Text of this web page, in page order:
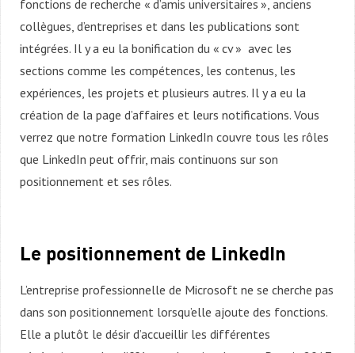
fonctions de recherche « d’amis universitaires », anciens
collègues, d’entreprises et dans les publications sont
intégrées. Il y a eu la bonification du « cv » avec les
sections comme les compétences, les contenus, les
expériences, les projets et plusieurs autres. Il y a eu la
création de la page d’affaires et leurs notifications. Vous
verrez que notre formation LinkedIn couvre tous les rôles
que LinkedIn peut offrir, mais continuons sur son
positionnement et ses rôles.
Le positionnement de LinkedIn
L’entreprise professionnelle de Microsoft ne se cherche pas
dans son positionnement lorsqu’elle ajoute des fonctions.
Elle a plutôt le désir d’accueillir les différentes